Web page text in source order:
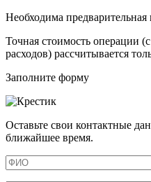
Необходима предварительная
Точная стоимость операции
расходов) рассчитывается
Заполните форму
Оставьте свои контактные
ближайшее время.